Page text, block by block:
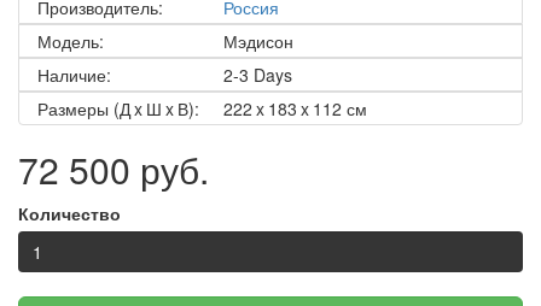
Производитель:
Россия
Модель:
Мэдисон
Наличие:
2-3 Days
Размеры (Д x Ш x В):
222 x 183 x 112 см
72 500 руб.
Количество